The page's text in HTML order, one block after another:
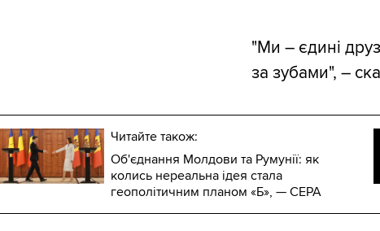
"Ми – єдині
за зубами", –
Читайте також:
Об'єднання Молдови та Румунії: як
колись нереальна ідея стала
геополітичним планом «Б», — CEPA